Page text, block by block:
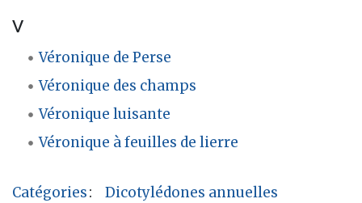
V
Véronique de Perse
Véronique des champs
Véronique luisante
Véronique à feuilles de lierre
Catégories:
Dicotylédones annuelles